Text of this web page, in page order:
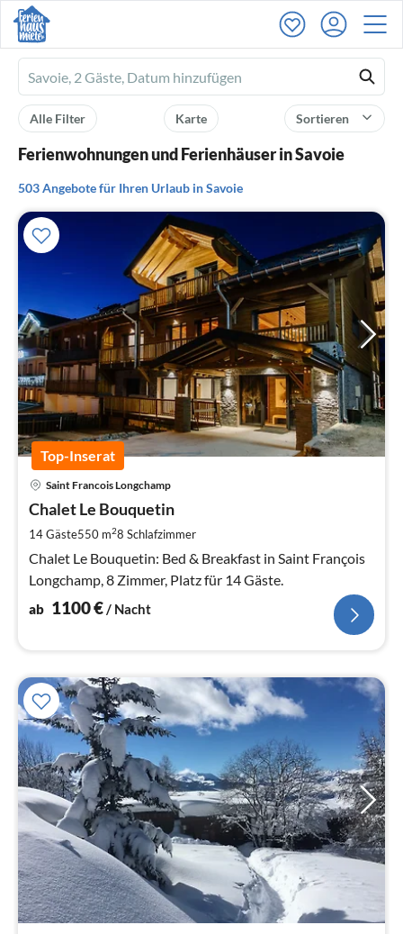
Ferienhausmiete
logo
Sortieren
Karte
Alle Filter
Ferienwohnungen und Ferienhäuser in Savoie
503 Angebote für Ihren Urlaub in Savoie
Top-Inserat
Saint Francois Longchamp
Chalet Le Bouquetin
14 Gäste550 m28 Schlafzimmer
Chalet Le Bouquetin: Bed & Breakfast in Saint François
Longchamp, 8 Zimmer, Platz für 14 Gäste.
ab 1100€/ Nacht